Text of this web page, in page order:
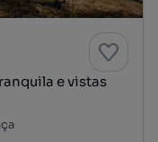
e vistas